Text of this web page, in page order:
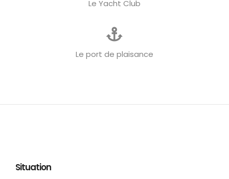
Le Yacht Club
Le port de plaisance
Situation